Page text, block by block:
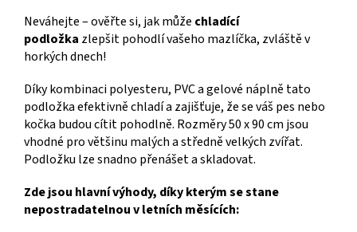
Neváhejte – ověřte si, jak může chladící
podložka zlepšit pohodlí vašeho mazlíčka, zvláště v
horkých dnech!
Díky kombinaci polyesteru, PVC a gelové náplně tato
podložka efektivně chladí a zajišťuje, že se váš pes nebo
kočka budou cítit pohodlně. Rozměry 50 x 90 cm jsou
vhodné pro většinu malých a středně velkých zvířat.
Podložku lze snadno přenášet a skladovat.
Zde jsou hlavní výhody, díky kterým se stane
nepostradatelnou v letních měsících: